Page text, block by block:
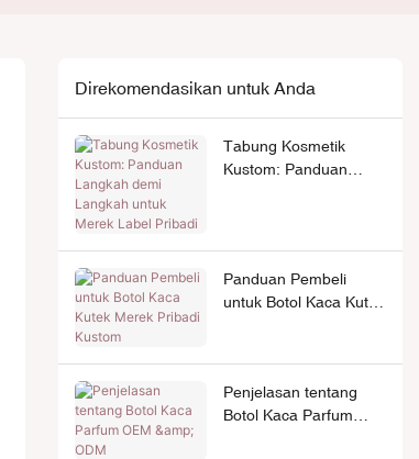
Direkomendasikan untuk Anda
Tabung Kosmetik
Kustom: Panduan
Panduan Pembeli
untuk Botol Kaca Kutek
Penjelasan tentang
Botol Kaca Parfum